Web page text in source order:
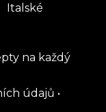
Italské
na každý
údajů •